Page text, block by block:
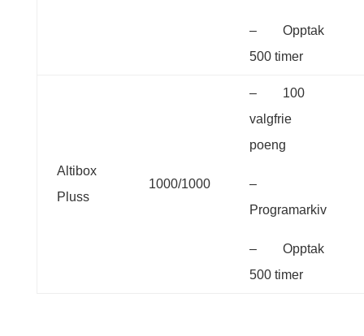
– Opptak
500 timer
Altibox
Pluss
1000/1000
– 100
valgfrie
poeng
–
Programarkiv
– Opptak
500 timer